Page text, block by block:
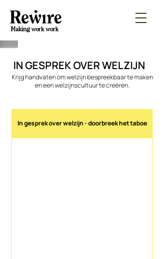
Making work work
IN GESPREK OVER WELZIJN
Krijg handvaten om welzijn bespreekbaar te maken
en een welzijnscultuur te creëren.
In gesprek over welzijn - doorbreek het taboe